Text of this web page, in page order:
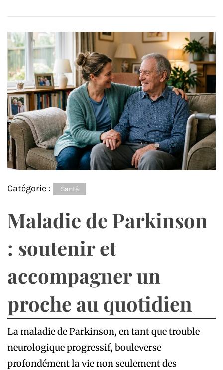
Catégorie : Santé
Maladie de Parkinson
: soutenir et
accompagner un
proche au quotidien
La maladie de Parkinson, en tant que trouble
neurologique progressif, bouleverse
profondément la vie non seulement des